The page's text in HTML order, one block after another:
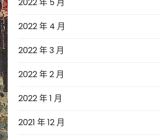
2022 年 5 月
2022 年 4 月
2022 年 3 月
2022 年 2 月
2022 年 1 月
2021 年 12 月